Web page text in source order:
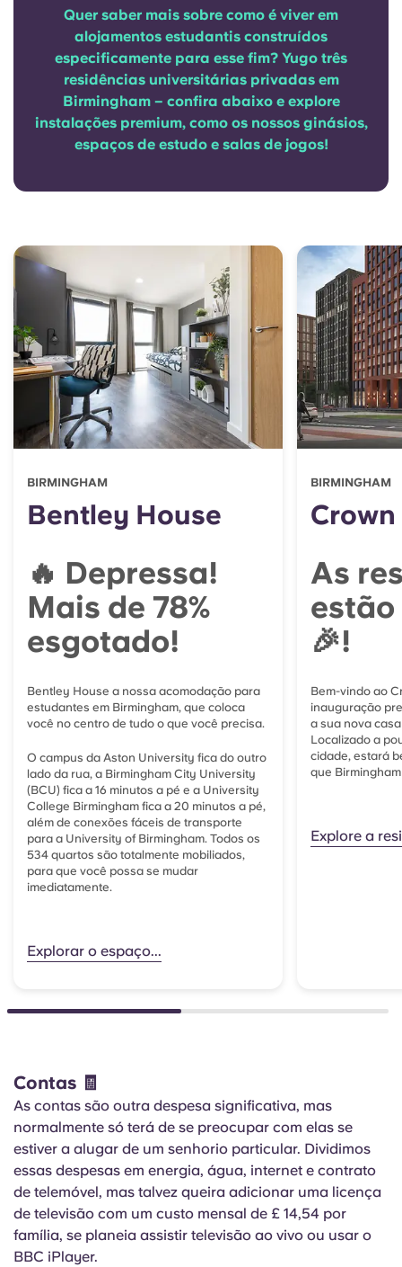
Quer saber mais sobre como é viver em
alojamentos estudantis construídos
especificamente para esse fim? Yugo três
residências universitárias privadas em
Birmingham – confira abaixo e explore
instalações premium, como os nossos ginásios,
espaços de estudo e salas de jogos!
BIRMINGHAM
Bentley House
🔥 Depressa!
Mais de 78%
esgotado!
Bentley House a nossa acomodação para
estudantes em Birmingham, que coloca
você no centro de tudo o que você precisa.
O campus da Aston University fica do outro
lado da rua, a Birmingham City University
(BCU) fica a 16 minutos a pé e a University
College Birmingham fica a 20 minutos a pé,
além de conexões fáceis de transporte
para a University of Birmingham. Todos os
534 quartos são totalmente mobiliados,
para que você possa se mudar
imediatamente.
Explorar o espaço...
BIRMINGHAM
As
🎉!
Bem-vindo ao
inauguração
a sua nova
Localizado a
cidade, estará
que
Explore a
Contas 🧾
As contas são outra despesa significativa, mas
normalmente só terá de se preocupar com elas se
estiver a alugar de um senhorio particular. Dividimos
essas despesas em energia, água, internet e contrato
de telemóvel, mas talvez queira adicionar uma licença
de televisão com um custo mensal de £ 14,54 por
família, se planeia assistir televisão ao vivo ou usar o
BBC iPlayer.